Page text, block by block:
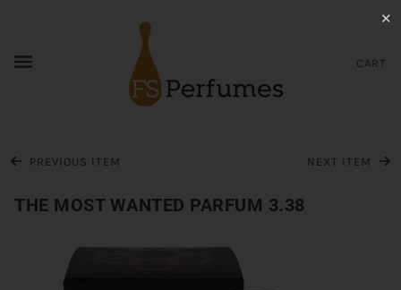
CART
PREVIOUS ITEM NEXT ITEM
THE MOST WANTED PARFUM 3.38
✕